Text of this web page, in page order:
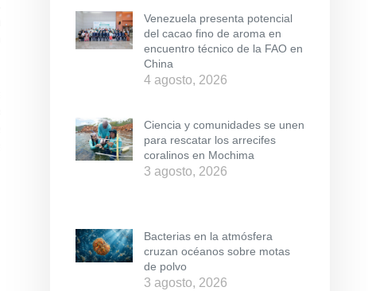
Venezuela presenta potencial
del cacao fino de aroma en
encuentro técnico de la FAO en
China
4 agosto, 2026
Ciencia y comunidades se unen
para rescatar los arrecifes
coralinos en Mochima
3 agosto, 2026
Bacterias en la atmósfera
cruzan océanos sobre motas
de polvo
3 agosto, 2026